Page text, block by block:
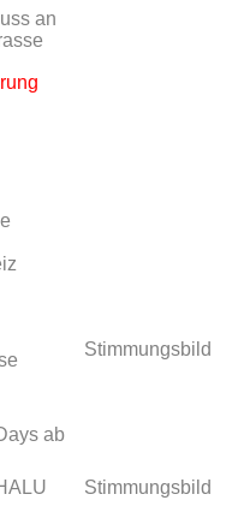
an
Stimmungsbild
ab
Stimmungsbild